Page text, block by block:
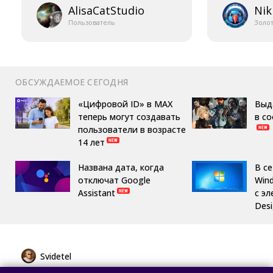
AlisaCatStudio
Пользователь
ОБСУЖДАЕМОЕ СЕГОДНЯ
«Цифровой ID» в MAX
теперь могут создавать
пользователи в возрасте
14 лет
Названа дата, когда
отключат Google
Assistant
в
В
с
Svidetel